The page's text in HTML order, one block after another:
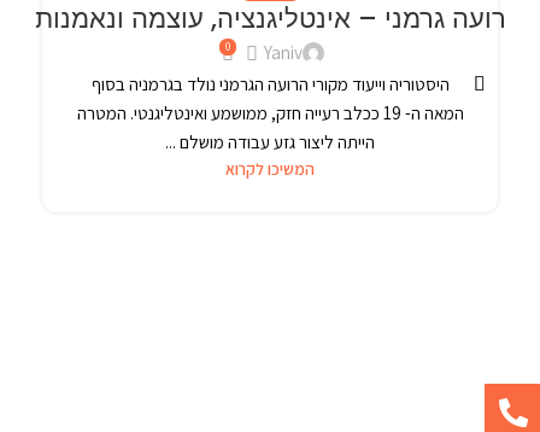
פבר
רועה גרמני – אינטליגנציה, עוצמה ונאמנות
Yaniv
0
היסטוריה וייעוד מקורי הרועה הגרמני נולד בגרמניה בסוף
המאה ה- 19 ככלב רעייה חזק, ממושמע ואינטליגנטי. המטרה
הייתה ליצור גזע עבודה מושלם ...
המשיכו לקרוא